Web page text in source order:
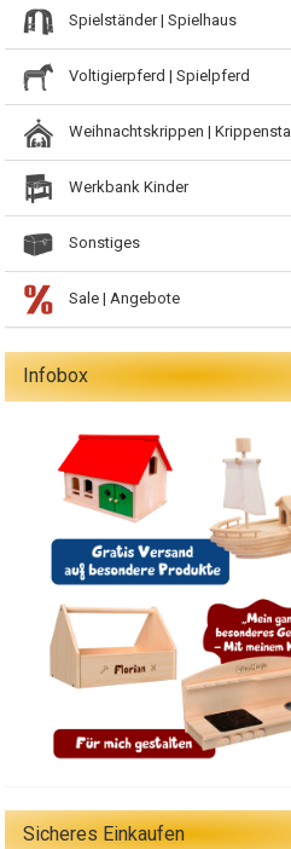
Spielständer | Spielhaus
Voltigierpferd | Spielpferd
Weihnachtskrippen | Krippenstall
Werkbank Kinder
Sonstiges
Sale | Angebote
Infobox
Sicheres Einkaufen